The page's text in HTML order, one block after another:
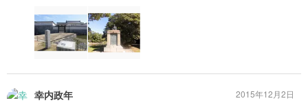
幸内政年
2015年12月2日